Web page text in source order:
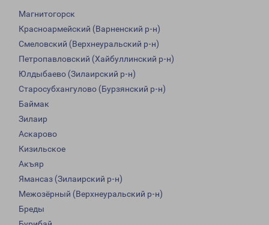
Магнитогорск
Красноармейский (Варненский р-н)
Смеловский (Верхнеуральский р-н)
Петропавловский (Хайбуллинский р-н)
Юлдыбаево (Зилаирский р-н)
Старосубхангулово (Бурзянский р-н)
Баймак
Зилаир
Аскарово
Кизильское
Акъяр
Ямансаз (Зилаирский р-н)
Межозёрный (Верхнеуральский р-н)
Бреды